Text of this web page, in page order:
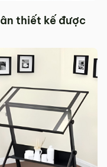
thiết kế được